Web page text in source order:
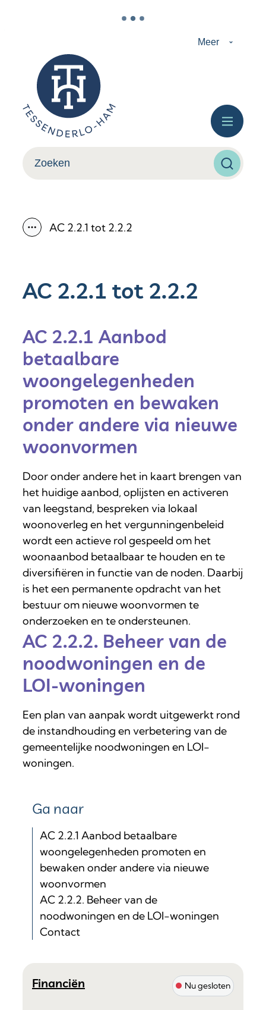
Meer
Tessenderlo-Ham
Zoeken
Menu
Toon alle broodkruimel items
AC 2.2.1 tot 2.2.2
AC 2.2.1 tot 2.2.2
AC 2.2.1 Aanbod
betaalbare
woongelegenheden
promoten en bewaken
onder andere via nieuwe
woonvormen
Door onder andere het in kaart brengen van
het huidige aanbod, oplijsten en activeren
van leegstand, bespreken via lokaal
woonoverleg en het vergunningenbeleid
wordt een actieve rol gespeeld om het
woonaanbod betaalbaar te houden en te
diversifiëren in functie van de noden. Daarbij
is het een permanente opdracht van het
bestuur om nieuwe woonvormen te
onderzoeken en te ondersteunen.
AC 2.2.2. Beheer van de
noodwoningen en de
LOI-woningen
Een plan van aanpak wordt uitgewerkt rond
de instandhouding en verbetering van de
gemeentelijke noodwoningen en LOI-
woningen.
Ga naar
AC 2.2.1 Aanbod betaalbare
woongelegenheden promoten en
bewaken onder andere via nieuwe
woonvormen
AC 2.2.2. Beheer van de
noodwoningen en de LOI-woningen
Contact
Financiën Nu gesloten